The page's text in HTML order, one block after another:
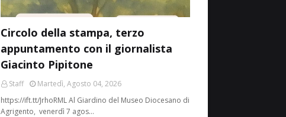
Circolo della stampa, terzo
appuntamento con il giornalista
Giacinto Pipitone
Staff
Martedì, Agosto 04, 2026
https://ift.tt/JrhoRML Al Giardino del Museo Diocesano di
Agrigento, venerdì 7 agos…